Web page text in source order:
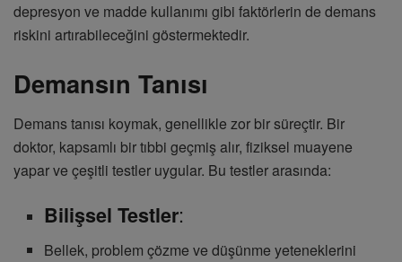
depresyon ve madde kullanımı gibi faktörlerin de demans
riskini artırabileceğini göstermektedir.
Demansın Tanısı
Demans tanısı koymak, genellikle zor bir süreçtir. Bir
doktor, kapsamlı bir tıbbi geçmiş alır, fiziksel muayene
yapar ve çeşitli testler uygular. Bu testler arasında:
Bilişsel Testler:
Bellek, problem çözme ve düşünme yeteneklerini